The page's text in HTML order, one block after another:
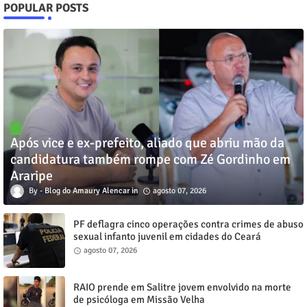
POPULAR POSTS
Após vice e ex-prefeito, aliado que abriu mão da
candidatura também rompe com Zé Gordinho em
Araripe
Blog do Amaury Alencar agosto 07, 2026
PF deflagra cinco operações contra crimes de abuso
sexual infanto juvenil em cidades do Ceará
agosto 07, 2026
RAIO prende em Salitre jovem envolvido na morte
de psicóloga em Missão Velha